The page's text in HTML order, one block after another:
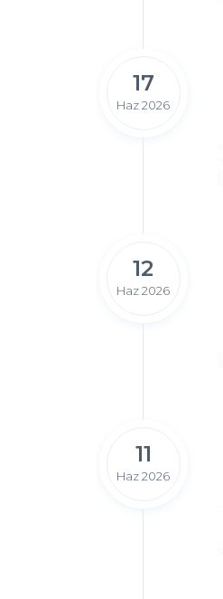
17
Haz 2026
12
Haz 2026
11
Haz 2026